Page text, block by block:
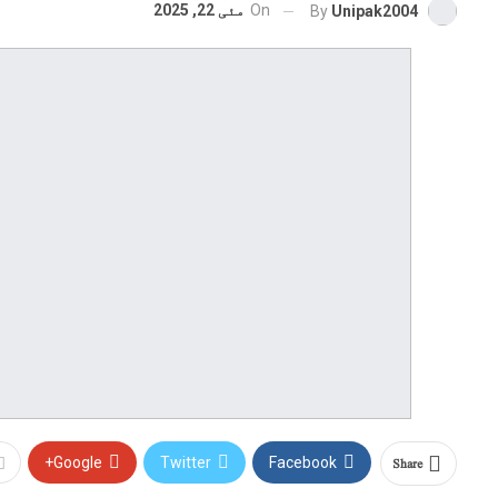
By Unipak2004
On مئی 22, 2025
Share
Facebook
Twitter
Google+